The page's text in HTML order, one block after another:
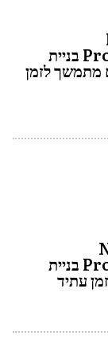
Progressive (Continuous) Tense בניית
מתמשך לזמן
Progressive (Continuous) Tense בניית
עתיד